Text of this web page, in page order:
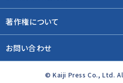
著作権について
お問い合わせ
© Kaiji Press Co., Ltd.